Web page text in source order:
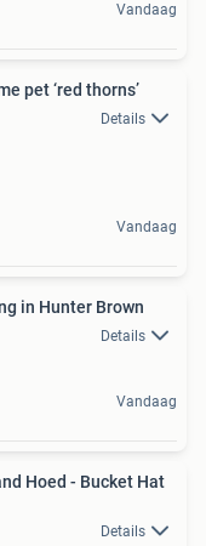
Vandaag
pet ‘red thorns’
Details
Vandaag
in Hunter Brown
Details
Vandaag
Hoed - Bucket Hat
Details